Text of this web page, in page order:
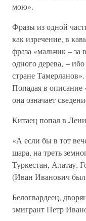
мою».
Фразы из одной
как изречение, в
фраза «мальчик – за
одного дерева, –
стране
Попадая в описание
она означает
Китаец попал в
«А если бы в тот
шара, на треть
Туркестан, Алатау.
(Иван Иванович был
Белогвардеец,
эмигрант Петр